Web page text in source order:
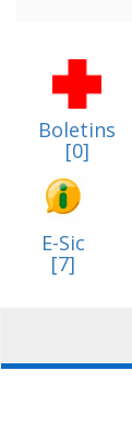
Boletins
[0]
E-Sic
[7]